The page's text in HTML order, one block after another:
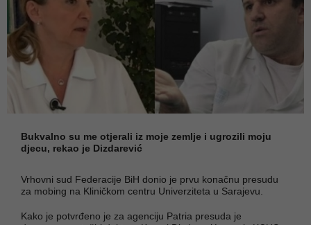
Bukvalno su me otjerali iz moje zemlje i ugrozili moju
djecu, rekao je Dizdarević
Vrhovni sud Federacije BiH donio je prvu konačnu presudu
za mobing na Kliničkom centru Univerziteta u Sarajevu.
Kako je potvrđeno je za agenciju Patria presuda je